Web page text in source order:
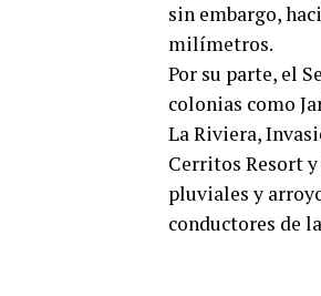
sin embargo,
milímetros.
Por su parte, el
colonias como
La Riviera,
Cerritos Resort
pluviales y
conductores de